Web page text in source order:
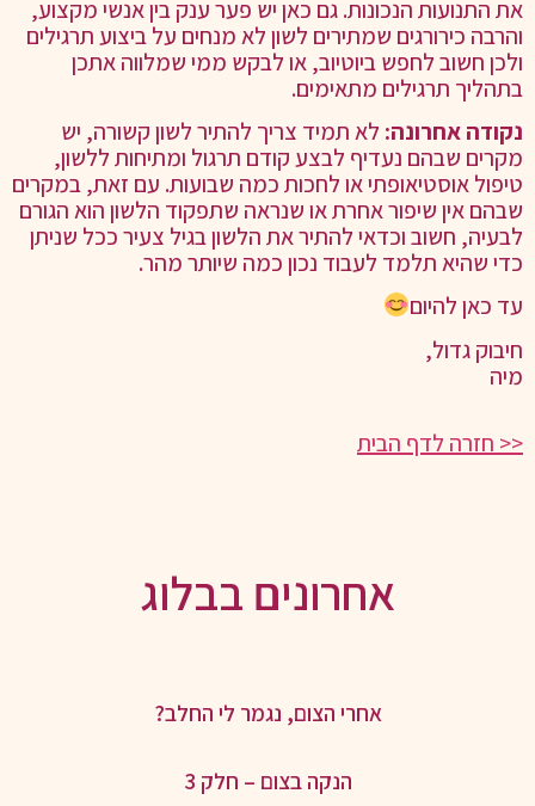
את התנועות הנכונות. גם כאן יש פער ענק בין אנשי מקצוע,
והרבה כירורגים שמתירים לשון לא מנחים על ביצוע תרגילים
ולכן חשוב לחפש ביוטיוב, או לבקש ממי שמלווה אתכן
בתהליך תרגילים מתאימים.
נקודה אחרונה: לא תמיד צריך להתיר לשון קשורה, יש
מקרים שבהם נעדיף לבצע קודם תרגול ומתיחות ללשון,
טיפול אוסטיאופתי או לחכות כמה שבועות. עם זאת, במקרים
שבהם אין שיפור אחרת או שנראה שתפקוד הלשון הוא הגורם
לבעיה, חשוב וכדאי להתיר את הלשון בגיל צעיר ככל שניתן
כדי שהיא תלמד לעבוד נכון כמה שיותר מהר.
עד כאן להיום
חיבוק גדול,
מיה
<< חזרה לדף הבית
אחרונים בבלוג
אחרי הצום, נגמר לי החלב?
הנקה בצום – חלק 3